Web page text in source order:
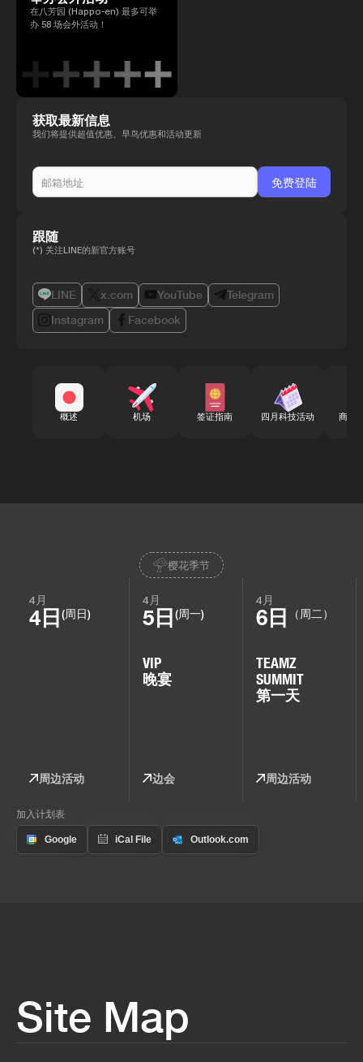
在八芳园 (Happo-en) 最多可举
办 58 场会外活动！
获取最新信息
我们将提供超值优惠、早鸟优惠和活动更新
跟随
(*) 关注LINE的新官方账号
LINE x.com YouTube
Telegram
Instagram
Facebook
概述 机场 签证指南 四月科技活动 商务
樱花季节
4月
4日 (周日)
周边活动
4月
5日 (周一)
VIP
晚宴
边会
4月
6日 （周二）
TEAMZ
SUMMIT
第一天
周边活动
加入计划表
Site Map